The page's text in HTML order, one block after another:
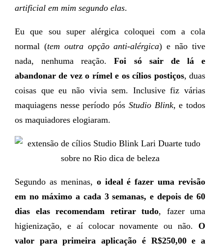
artificial em mim segundo elas.
Eu que sou super alérgica coloquei com a cola
normal (tem outra opção anti-alérgica) e não tive
nada, nenhuma reação.Foi só sair de lá e
abandonar de vez o rímel e os cílios postiços, duas
coisas que eu não vivia sem. Inclusive fiz várias
maquiagens nesse período pós Studio Blink, e todos
os maquiadores elogiaram.
Segundo as meninas, o ideal é fazer uma revisão
em no máximo a cada 3 semanas, e depois de 60
dias elas recomendam retirar tudo, fazer uma
higienização, e aí colocar novamente ou não. O
valor para primeira aplicação é R$250,00 e a